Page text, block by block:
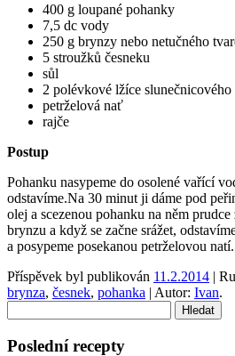
400 g loupané pohanky
7,5 dc vody
250 g brynzy nebo netučného
5 stroužků česneku
sůl
2 polévkové lžíce slunečnicového
petrželová nať
rajče
Postup
Pohanku nasypeme do osolené vařící
odstavíme.Na 30 minut ji dáme pod
olej a scezenou pohanku na něm
brynzu a když se začne srážet,
a posypeme posekanou petrželovou
Příspěvek byl publikován 11.2.2014 |
brynza, česnek, pohanka | Autor: Ivan.
Poslední recepty